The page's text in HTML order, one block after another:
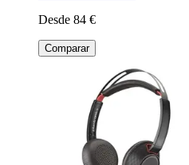
Desde 84 €
Comparar